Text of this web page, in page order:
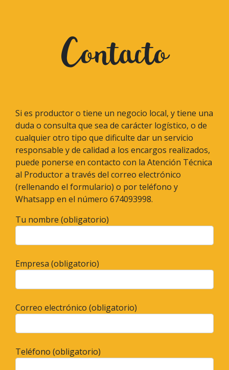
Contacto
Si es productor o tiene un negocio local, y tiene una
duda o consulta que sea de carácter logístico, o de
cualquier otro tipo que dificulte dar un servicio
responsable y de calidad a los encargos realizados,
puede ponerse en contacto con la Atención Técnica
al Productor a través del correo electrónico
(rellenando el formulario) o por teléfono y
Whatsapp en el número 674093998.
Tu nombre (obligatorio)
Empresa (obligatorio)
Correo electrónico (obligatorio)
Teléfono (obligatorio)